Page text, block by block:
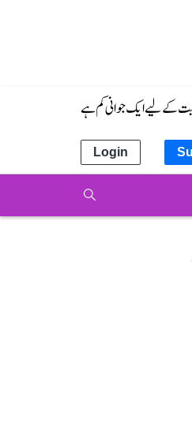
کے لیے ایک جوانی کم ہے
Login